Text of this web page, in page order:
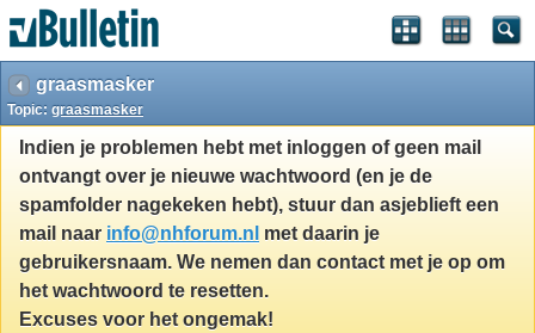
graasmasker
Topic: graasmasker
Indien je problemen hebt met inloggen of geen mail
ontvangt over je nieuwe wachtwoord (en je de
spamfolder nagekeken hebt), stuur dan asjeblieft een
mail naar info@nhforum.nl met daarin je
gebruikersnaam. We nemen dan contact met je op om
het wachtwoord te resetten.
Excuses voor het ongemak!